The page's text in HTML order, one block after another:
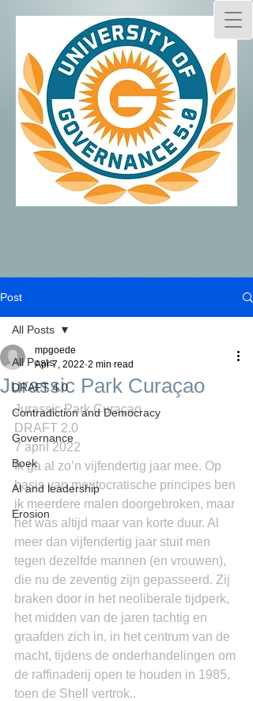
Post
All Posts
DRAFT 4.0
Contradiction and Democracy
Governance
Boek
AI and leadership
Erosion
All Posts
Jurassic Park Curaçao
mpgoede
Apr 7, 2022 2 min read
Jurassic Park Curaçao
DRAFT 2.0
7 april 2022
Ik ga al zo’n vijfendertig jaar mee. Op
basis van meritocratische principes ben
ik meerdere malen doorgebroken, maar
het was altijd maar van korte duur. Al
meer dan vijfendertig jaar stuit men
tegen dezelfde mannen (en vrouwen),
die nu de zeventig zijn gepasseerd. Zij
braken door in het neoliberale tijdperk,
het midden van de jaren tachtig en
graafden zich in, in het centrum van de
macht, tijdens de onderhandelingen om
de raffinaderij open te houden in 1985,
toen de Shell vertrok..